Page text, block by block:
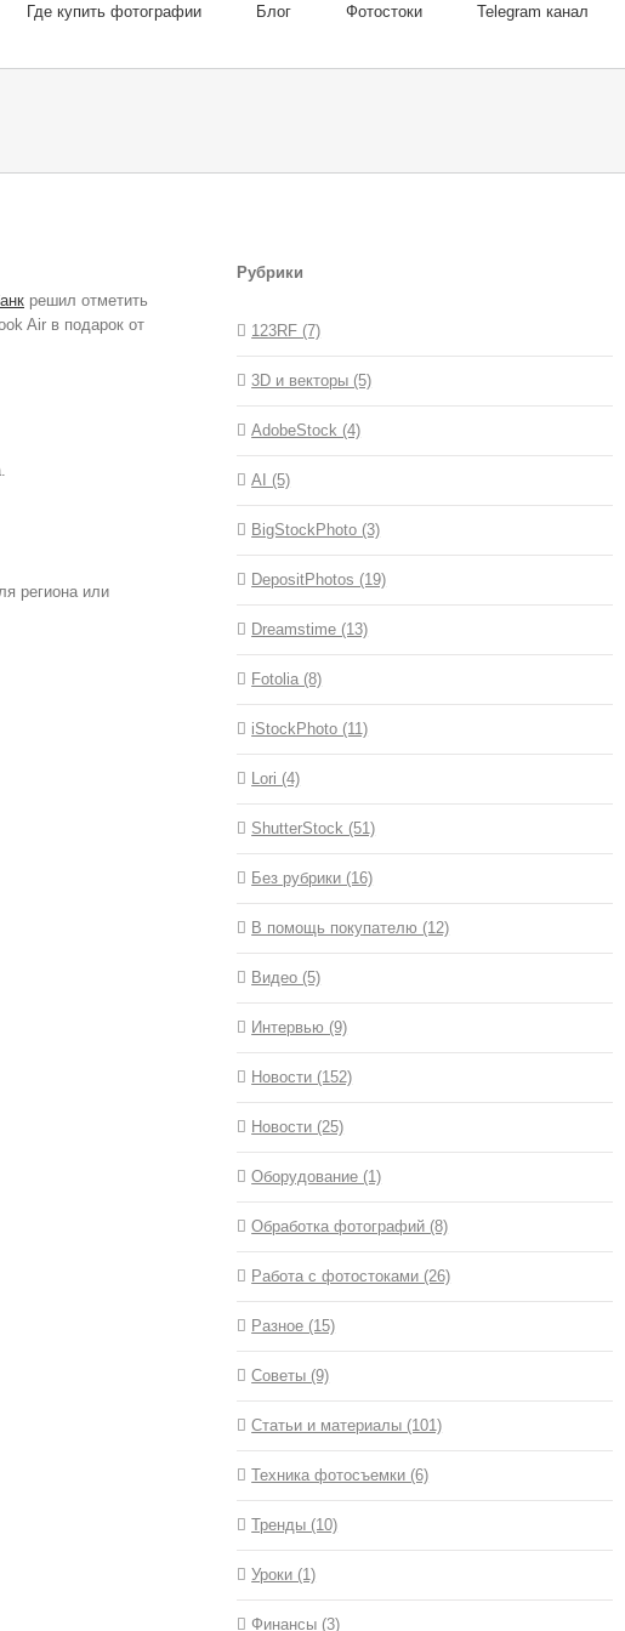
Где купить фотографии Блог Фотостоки Telegram канал
решил отметить
Air в подарок от
региона или
Рубрики
123RF (7)
3D и векторы (5)
AdobeStock (4)
AI (5)
BigStockPhoto (3)
DepositPhotos (19)
Dreamstime (13)
Fotolia (8)
iStockPhoto (11)
Lori (4)
ShutterStock (51)
Без рубрики (16)
В помощь покупателю (12)
Видео (5)
Интервью (9)
Новости (152)
Новости (25)
Оборудование (1)
Обработка фотографий (8)
Работа с фотостоками (26)
Разное (15)
Советы (9)
Статьи и материалы (101)
Техника фотосъемки (6)
Тренды (10)
Уроки (1)
Финансы (3)